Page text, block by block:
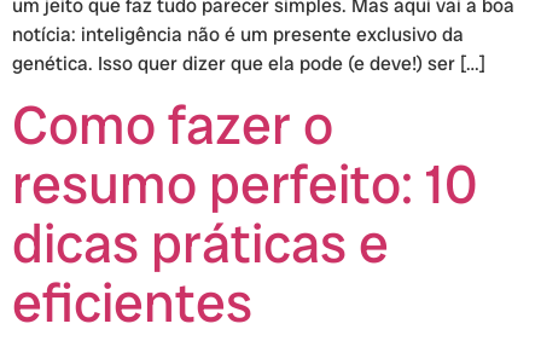
um jeito que faz tudo parecer simples. Mas aqui vai a boa
notícia: inteligência não é um presente exclusivo da
genética. Isso quer dizer que ela pode (e deve!) ser […]
Como fazer o
resumo perfeito: 10
dicas práticas e
eficientes